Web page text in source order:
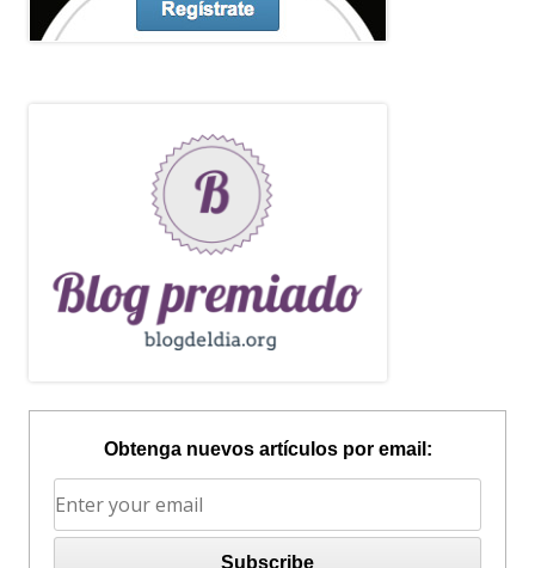
Obtenga nuevos artículos por email: